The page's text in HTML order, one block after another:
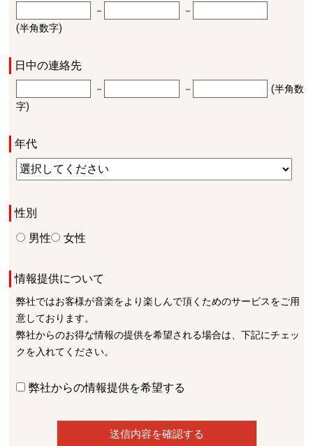
－
－
(半角数字)
日中の連絡先
－ －
(半角数
字)
年代
性別
男性
女性
情報提供について
弊社ではお客様が音楽をより楽しんで頂くためのサービスをご用
意しております。
弊社からのお得な情報の提供を希望される場合は、下記にチェッ
クを入れてください。
弊社からの情報提供を希望する